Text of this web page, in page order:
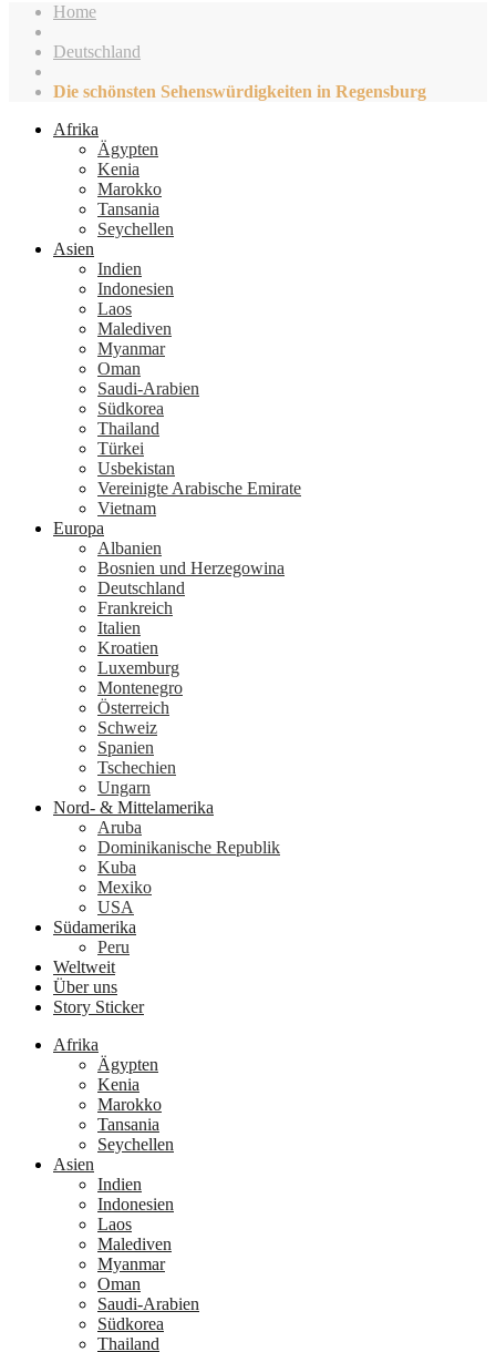
Home
Deutschland
Die schönsten Sehenswürdigkeiten in Regensburg
Afrika
Ägypten
Kenia
Marokko
Tansania
Seychellen
Asien
Indien
Indonesien
Laos
Malediven
Myanmar
Oman
Saudi-Arabien
Südkorea
Thailand
Türkei
Usbekistan
Vereinigte Arabische Emirate
Vietnam
Europa
Albanien
Bosnien und Herzegowina
Deutschland
Frankreich
Italien
Kroatien
Luxemburg
Montenegro
Österreich
Schweiz
Spanien
Tschechien
Ungarn
Nord- & Mittelamerika
Aruba
Dominikanische Republik
Kuba
Mexiko
USA
Südamerika
Peru
Weltweit
Über uns
Story Sticker
Afrika
Ägypten
Kenia
Marokko
Tansania
Seychellen
Asien
Indien
Indonesien
Laos
Malediven
Myanmar
Oman
Saudi-Arabien
Südkorea
Thailand